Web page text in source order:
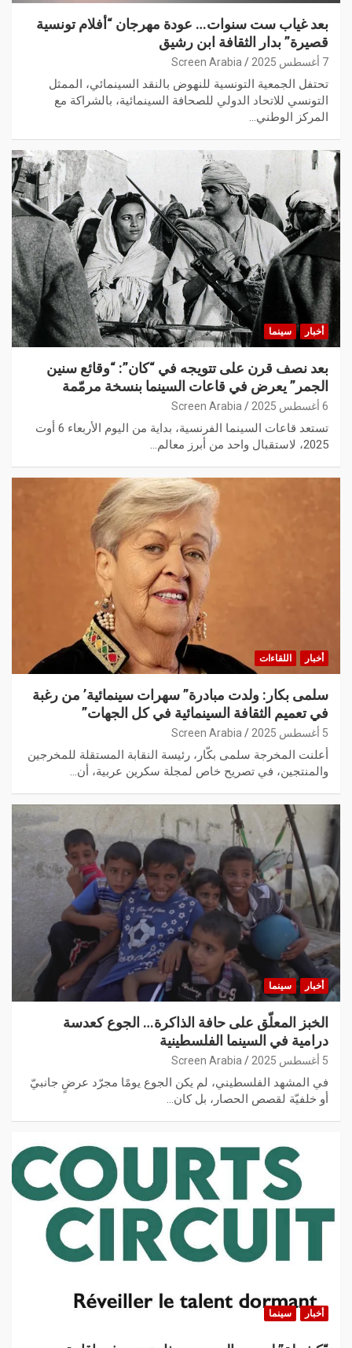
بعد غياب ست سنوات… عودة مهرجان “أفلام تونسية
قصيرة” بدار الثقافة ابن رشيق
7 أغسطس 2025 Screen Arabia
تحتفل الجمعية التونسية للنهوض بالنقد السينمائي، الممثل
التونسي للاتحاد الدولي للصحافة السينمائية، بالشراكة مع
المركز الوطني…
أخبار سينما
بعد نصف قرن على تتويجه في “كان”: “وقائع سنين
الجمر” يعرض في قاعات السينما بنسخة مرمّمة
6 أغسطس 2025 Screen Arabia
تستعد قاعات السينما الفرنسية، بداية من اليوم الأربعاء 6 أوت
2025، لاستقبال واحد من أبرز معالم…
أخبار اللقاءات
سلمى بكار: ولدت مبادرة” سهرات سينمائية’ من رغبة
في تعميم الثقافة السينمائية في كل الجهات”
5 أغسطس 2025 Screen Arabia
أعلنت المخرجة سلمى بكّار، رئيسة النقابة المستقلة للمخرجين
والمنتجين، في تصريح خاص لمجلة سكرين عربية، أن…
أخبار سينما
الخبز المعلّق على حافة الذاكرة… الجوع كعدسة
درامية في السينما الفلسطينية
5 أغسطس 2025 Screen Arabia
في المشهد الفلسطيني، لم يكن الجوع يومًا مجرّد عرضٍ جانبيّ
أو خلفيّة لقصص الحصار، بل كان…
أخبار سينما